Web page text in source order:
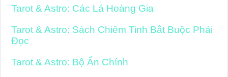
Tarot & Astro: Các Lá Hoàng Gia
Tarot & Astro: Sách Chiêm Tinh Bắt Buộc Phải
Đọc
Tarot & Astro: Bộ Ẩn Chính